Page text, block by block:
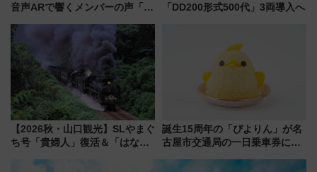
音声ARで響くメンバーの声「真
「DD200形式500代」3両導入へ
【2026秋・山口観光】SLやまぐ
ち号「貴婦人」復活＆「はなあ
誕生15周年の「ぴよりん」が名
古屋市交通局の一日乗車券に！